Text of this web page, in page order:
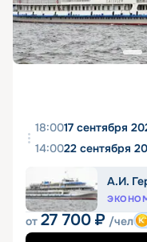
18:0017 сентября
14:0022 сентября
А.И.
от 27 700 ₽ /чел